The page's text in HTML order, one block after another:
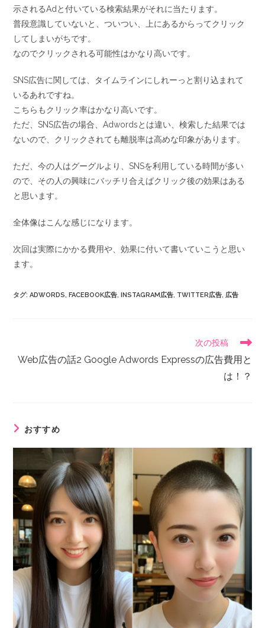
示されるAdと付いている検索結果がそれに当たります。
普段意識していないと、ついつい、上にあるからってクリック
してしまいがちです。
なのでクリックされる可能性はかなり高いです。
SNS広告に関しては、タイムラインにしれーっと割り込まれて
いるあれですね。
こちらもクリック率はかなり高いです。
ただ、SNS広告の場合、Adwordsとは違い、検索した結果では
ないので、クリックされても離脱率は高めな印象があります。
ただ、今の人はグーグルより、SNSを利用している時間が多い
ので、その人の興味にバッチリ合えばクリック後の効果はある
と思います。
全体像はこんな感じになります。
次回は実際にかかる費用や、効果に付いて書いていこうと思い
ます。
タグ:ADWORDS, FACEBOOK広告, INSTAGRAM広告, TWITTER広告, 広告
次の投稿
Web広告の話2 Google Adwords Expressの広告費用と
は！？
おすすめ